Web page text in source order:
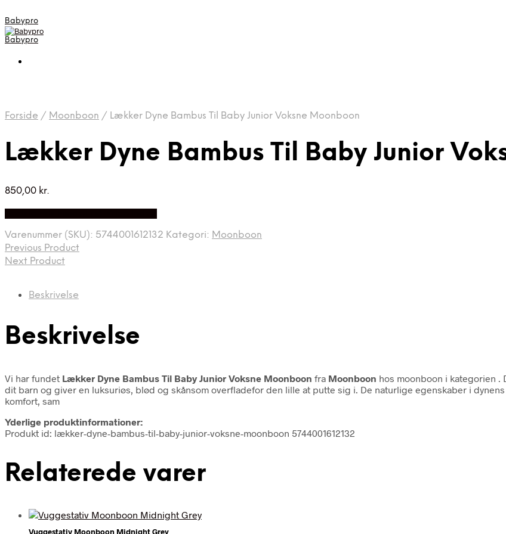
Babypro
Babypro
Forside / Moonboon / Lækker Dyne Bambus Til Baby Junior Voksne Moonboon
Lækker Dyne Bambus Til Baby Junior
850,00 kr.
Varenummer (SKU): 5744001612132 Kategori: Moonboon
Previous Product
Next Product
Beskrivelse
Beskrivelse
Vi har fundet Lækker Dyne Bambus Til Baby Junior Voksne Moonboon fra Moonboon hos moonboon i kategorien
dit barn og giver en luksuriøs, blød og skånsom overfladefor den lille at putte sig i. De naturlige egenskaber i
komfort, sam
Yderlige produktinformationer:
Produkt id: lækker-dyne-bambus-til-baby-junior-voksne-moonboon 5744001612132
Relaterede varer
Vuggestativ Moonboon Midnight Grey